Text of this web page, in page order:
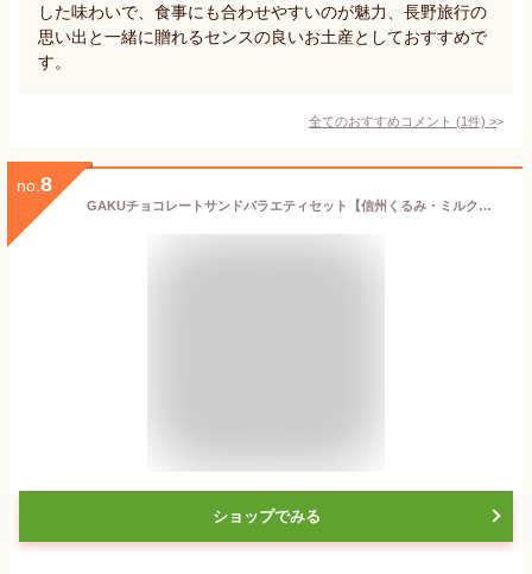
した味わいで、食事にも合わせやすいのが魅力、長野旅行の
思い出と一緒に贈れるセンスの良いお土産としておすすめで
す。
全てのおすすめコメント (1件) >
no. 8
GAKUチョコレートサンドバラエティセット【信州くるみ・ミルク・信州りんご】6個入 スイーツギフト スイーツ ギフト チョコレートサンド 洋菓子 チョコ プレゼント 高級 人気 おしゃれ
ショップでみる